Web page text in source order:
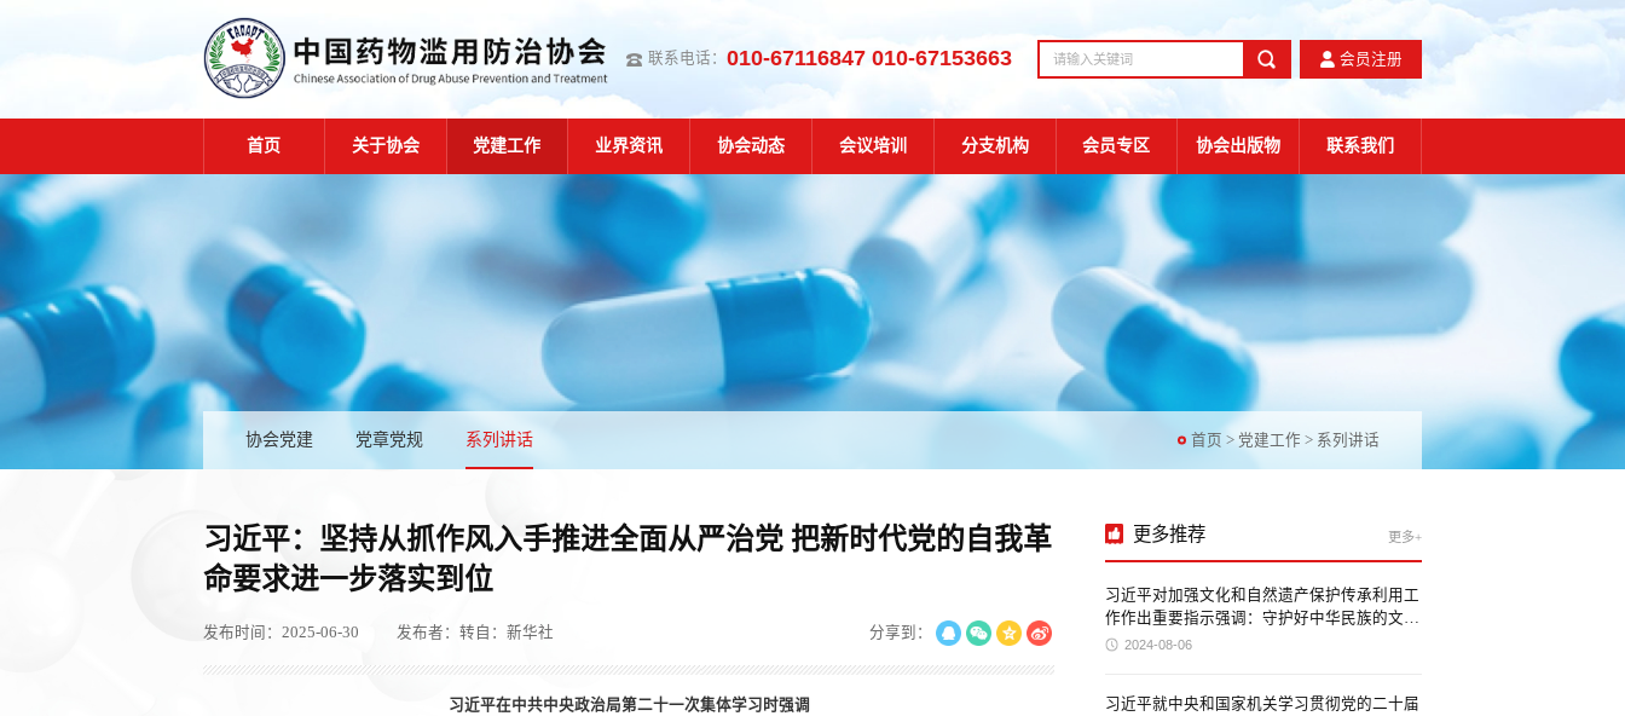
联系电话：010-67116847 010-67153663 会员注册
首页 关于协会 党建工作 业界资讯 协会动态 会议培训 分支机构 会员专区 协会出版物 联系我们
协会党建 党章党规 系列讲话 首页 > 党建工作 > 系列讲话
习近平：坚持从抓作风入手推进全面从严治党 把新时代党的自我革
命要求进一步落实到位
发布时间：2025-06-30 发布者：转自：新华社 分享到：
习近平在中共中央政治局第二十一次集体学习时强调
更多推荐 更多+
习近平对加强文化和自然遗产保护传承利用工
作作出重要指示强调：守护好中华民族的文化
瑰宝和自然珍宝 让文化和自然遗产在新时代
2024-08-06
习近平就中央和国家机关学习贯彻党的二十届